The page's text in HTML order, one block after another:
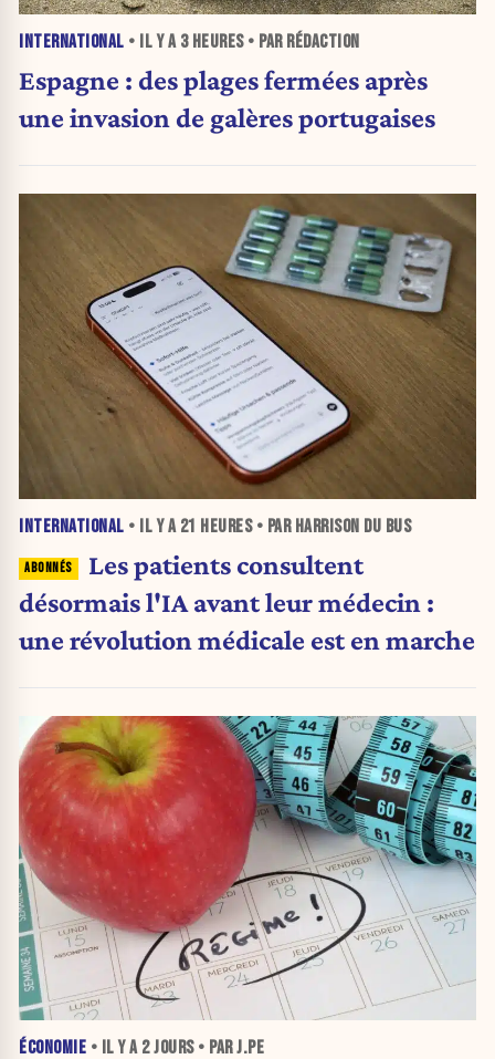
INTERNATIONAL • IL Y A 3 HEURES• PAR RÉDACTION
Espagne : des plages fermées après
une invasion de galères portugaises
INTERNATIONAL • IL Y A 21 HEURES• PAR HARRISON DU BUS
Les patients consultent
désormais l'IA avant leur médecin :
une révolution médicale est en marche
ÉCONOMIE • IL Y A 2 JOURS• PAR J.PE